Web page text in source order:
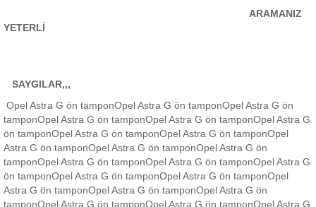
ARAMANIZ
YETERLİ
SAYGILAR,,,
Opel Astra G ön tamponOpel Astra G ön tamponOpel Astra G ön
tamponOpel Astra G ön tamponOpel Astra G ön tamponOpel Astra G
ön tamponOpel Astra G ön tamponOpel Astra G ön tamponOpel
Astra G ön tamponOpel Astra G ön tamponOpel Astra G ön
tamponOpel Astra G ön tamponOpel Astra G ön tamponOpel Astra G
ön tamponOpel Astra G ön tamponOpel Astra G ön tamponOpel
Astra G ön tamponOpel Astra G ön tamponOpel Astra G ön
tamponOpel Astra G ön tamponOpel Astra G ön tamponOpel Astra G